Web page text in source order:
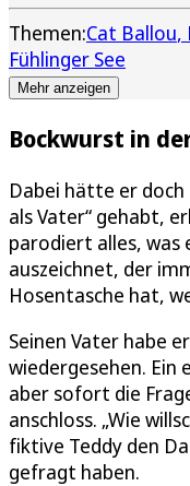
Themen:Cat Ballou
Fühlinger See
Mehr anzeigen
Bockwurst in
Dabei hätte er doch
als Vater“ gehabt,
parodiert alles, was
auszeichnet, der
Hosentasche hat,
Seinen Vater habe
wiedergesehen.
aber sofort die
anschloss. „Wie
fiktive Teddy den
gefragt haben.